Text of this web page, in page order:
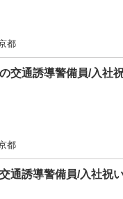
都
交通誘導警備員/入社
都
通誘導警備員/入社祝